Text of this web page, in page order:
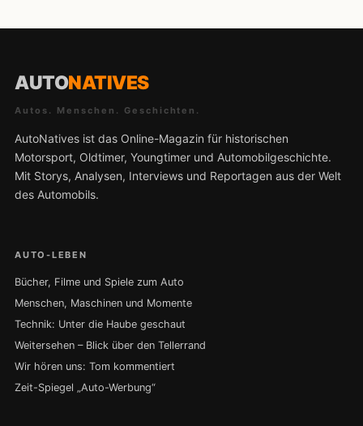
AUTONATIVES
Autos. Menschen. Geschichten.
AutoNatives ist das Online-Magazin für historischen
Motorsport, Oldtimer, Youngtimer und Automobilgeschichte.
Mit Storys, Analysen, Interviews und Reportagen aus der Welt
des Automobils.
AUTO-LEBEN
Bücher, Filme und Spiele zum Auto
Menschen, Maschinen und Momente
Technik: Unter die Haube geschaut
Weitersehen – Blick über den Tellerrand
Wir hören uns: Tom kommentiert
Zeit-Spiegel „Auto-Werbung“